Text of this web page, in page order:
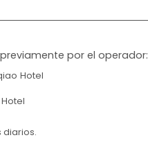
por el operador:
Hotel
diarios.